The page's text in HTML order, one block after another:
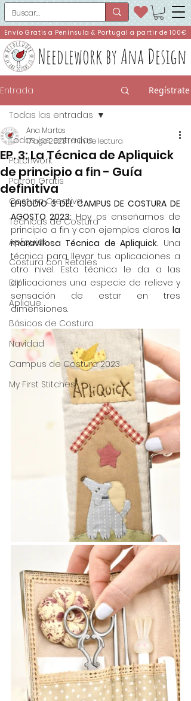
Needlework by Ana Design
Envío Gratis a Península & Portugal a partir de 100€
Entrada Regístrate
Todas las entradas
Patchwork
Patrón Gratis
Costura Creativa
Técnicas de Costura
Apliquick
Costura con Retales
DIY
Aplique
Básicos de Costura
Navidad
Campus de Costura 2023
My First Stitches
Todas las entradas
EP. 3: La Técnica de Apliquick
de principio a fin - Guía
definitiva
Ana Martos
17 ago 20231 min de lectura
EPISODIO 3 DEL CAMPUS DE COSTURA DE
AGOSTO 2023: Hoy os enseñamos de
principio a fin y con ejemplos claros la
maravillosa Técnica de Apliquick. Una
técnica para llevar tus aplicaciones a
otro nivel. Esta técnica le da a las
aplicaciones una especie de relieve y
sensación de estar en tres
dimensiones.